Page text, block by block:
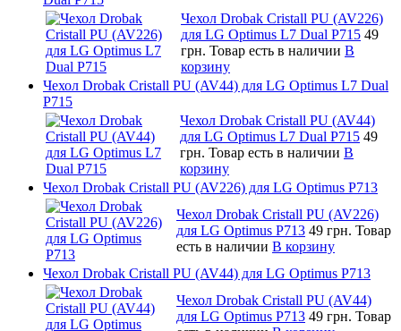
Чехол Drobak Cristall PU (AV226)
для LG Optimus L7 Dual P715 49
грн. Товар есть в наличии В
корзину
Чехол Drobak Cristall PU (AV44) для LG Optimus L7 Dual
P715
Чехол Drobak Cristall PU (AV44)
для LG Optimus L7 Dual P715 49
грн. Товар есть в наличии В
корзину
Чехол Drobak Cristall PU (AV226) для LG Optimus P713
Чехол Drobak Cristall PU (AV226)
для LG Optimus P713 49 грн. Товар
есть в наличии В корзину
Чехол Drobak Cristall PU (AV44) для LG Optimus P713
Чехол Drobak Cristall PU (AV44)
для LG Optimus P713 49 грн. Товар